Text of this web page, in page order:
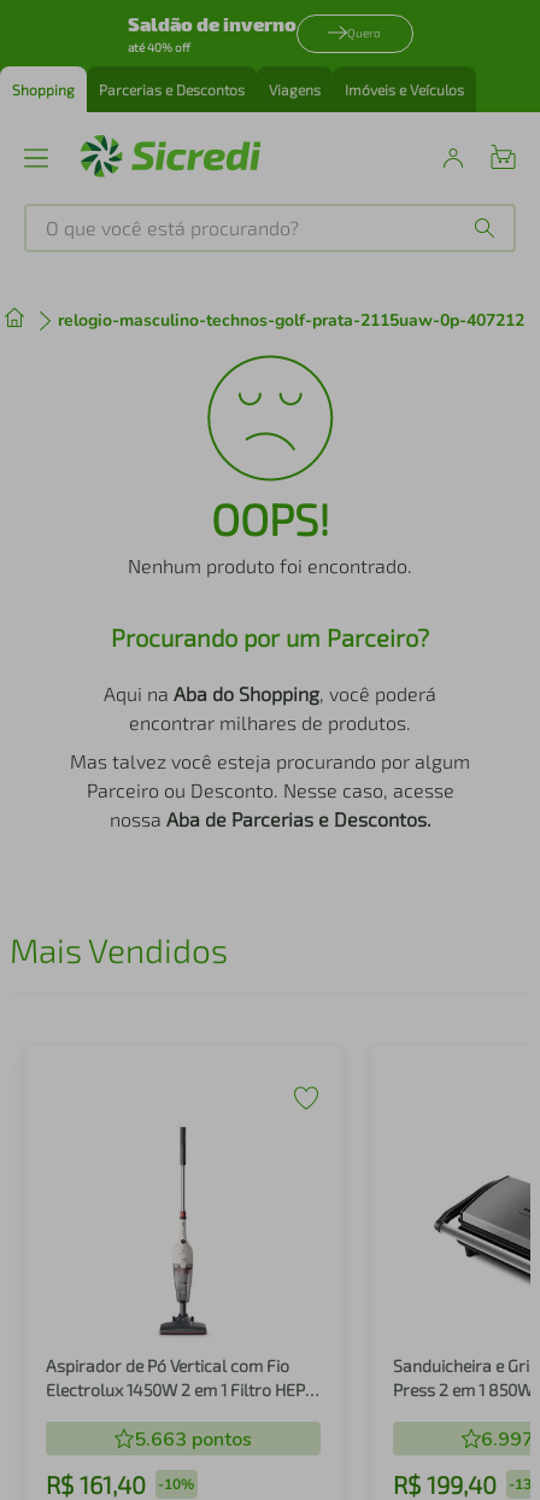
Saldão de inverno
até 40% off
Quero
Shopping Parcerias e Descontos Viagens Imóveis e Veículos
O que você está procurando?
relogio-masculino-technos-golf-prata-2115uaw-0p-407212
OOPS!
Nenhum produto foi encontrado.
Procurando por um Parceiro?
Aqui na Aba do Shopping, você poderá
encontrar milhares de produtos.
Mas talvez você esteja procurando por algum
Parceiro ou Desconto. Nesse caso, acesse
nossa Aba de Parcerias e Descontos.
Mais Vendidos
Aspirador de Pó Vertical com Fio
Electrolux 1450W 2 em 1 Filtro HEPA
5.663 pontos
R$ 161,40 -10%
Sanduicheira e
Press 2 em 1 850W
6.997
R$ 199,40 -